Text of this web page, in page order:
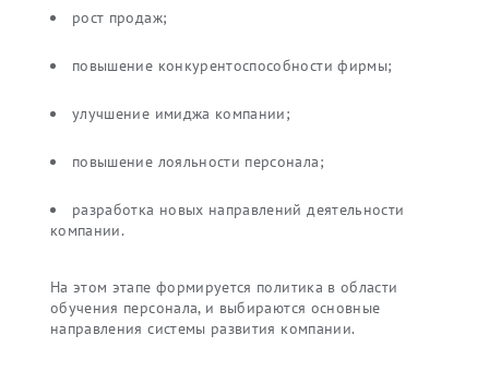
рост продаж;
повышение конкурентоспособности фирмы;
улучшение имиджа компании;
повышение лояльности персонала;
разработка новых направлений деятельности
компании.
На этом этапе формируется политика в области
обучения персонала, и выбираются основные
направления системы развития компании.